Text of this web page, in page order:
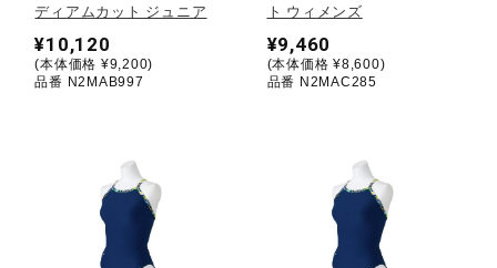
陸上競技
ソフトボール
ディアムカット ジュニア
¥10,120
(本体価格 ¥9,200)
品番 N2MAB997
ト ウィメンズ
¥9,460
(本体価格 ¥8,600)
品番 N2MAC285